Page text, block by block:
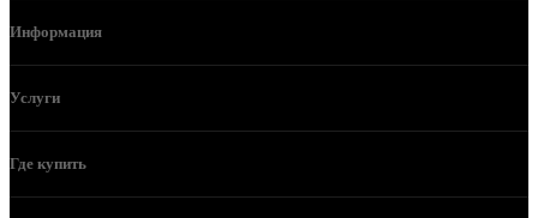
Информация
Услуги
Где купить